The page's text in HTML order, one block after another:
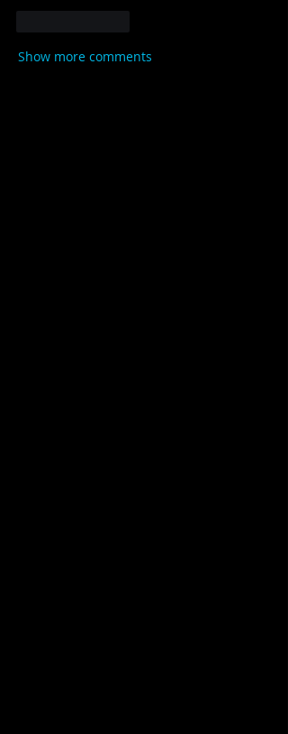
Show more comments